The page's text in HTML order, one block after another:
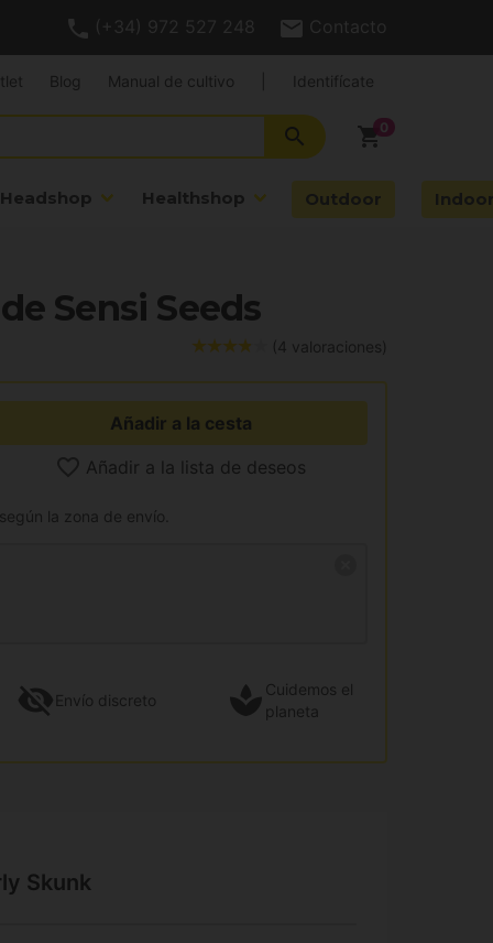
(+34) 972 527 248 Contacto
shopping_cart
search
Headshop Healthshop Outdoor
Blog Manual de cultivo Identifícate
Sensi Seeds
(4 valoraciones)
Añadir a la cesta
Añadir a la lista de deseos
la zona de envío.
Envío discreto
Cuidemos el
planeta
Skunk